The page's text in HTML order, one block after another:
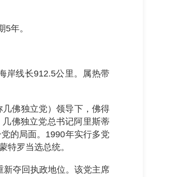
年。
岸线长912.5公里。属热带
佛独立党）领导下，佛得
佛独立党总书记阿里斯蒂
的局面。1990年实行多党
特罗当选总统。
夺回执政地位。该党主席